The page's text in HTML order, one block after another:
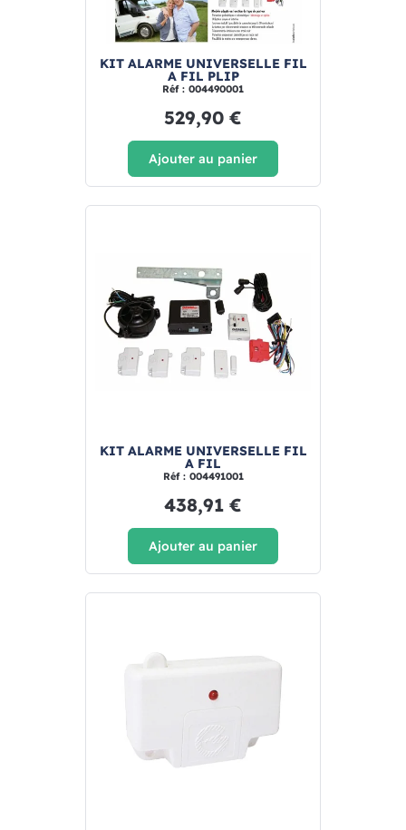
KIT ALARME UNIVERSELLE FIL
A FIL PLIP
Réf : 004490001
529,90 €
Ajouter au panier
KIT ALARME UNIVERSELLE FIL
A FIL
Réf : 004491001
438,91 €
Ajouter au panier